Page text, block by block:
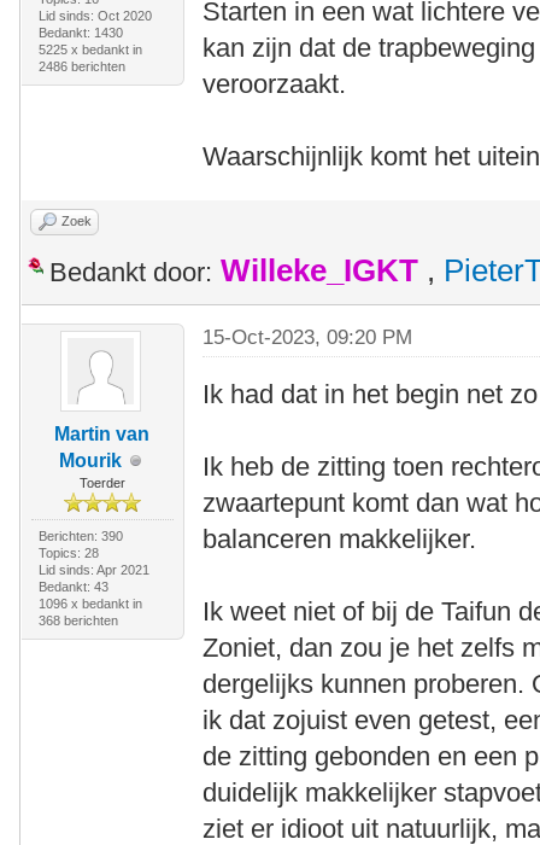
Lid sinds: Oct 2020
Bedankt: 1430
5225 x bedankt in
2486 berichten
Starten in een wat lichtere
kan zijn dat de
veroorzaakt.
Waarschijnlijk komt het
Zoek
Bedankt door: Willeke_IGKT ,
Martin van
Mourik
Toerder
Berichten: 390
Topics: 28
Lid sinds: Apr 2021
Bedankt: 43
1096 x bedankt in
368 berichten
15-Oct-2023, 09:20 PM
Ik had dat in het begin net
Ik heb de zitting toen
zwaartepunt komt dan wat
balanceren makkelijker.
Ik weet niet of bij de Taifun
Zoniet, dan zou je het zelfs
dergelijks kunnen proberen.
ik dat zojuist even getest,
de zitting gebonden en een
duidelijk makkelijker
ziet er idioot uit natuurlijk,